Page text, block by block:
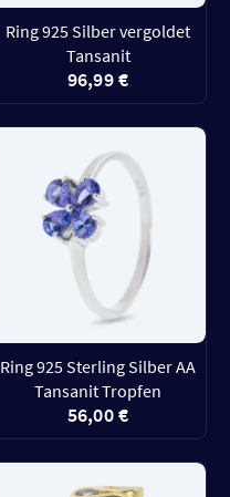
Ring 925 Silber vergoldet
Tansanit
96,99 €
Ring 925 Sterling Silber AA
Tansanit Tropfen
56,00 €